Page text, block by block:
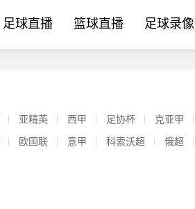
足球直播 篮球直播 足球录像
亚精英 西甲 足协杯 克亚甲
欧国联 意甲 科索沃超 俄超